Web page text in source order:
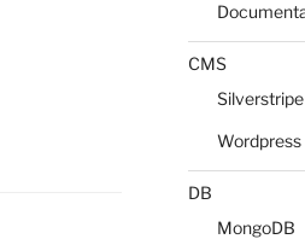
CMS
Silverstripe
Wordpress
DB
MongoDB